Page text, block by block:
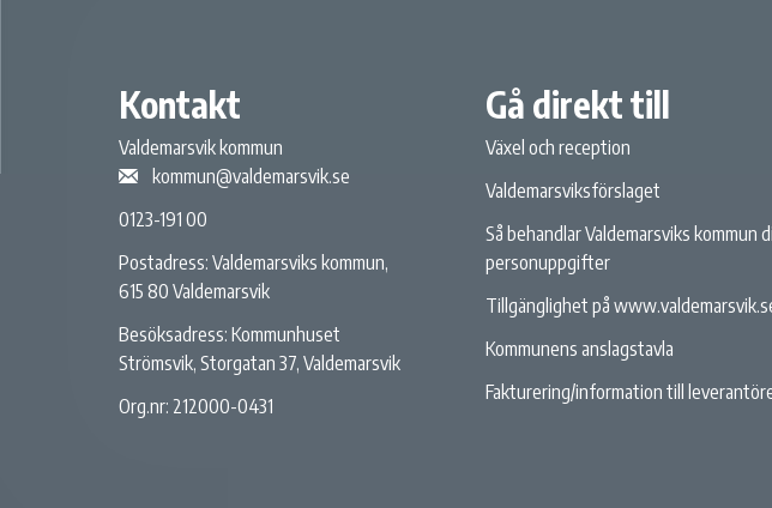
Kontakt
Valdemarsvik kommun
kommun@valdemarsvik.se
0123-191 00
Postadress: Valdemarsviks kommun,
615 80 Valdemarsvik
Besöksadress: Kommunhuset
Strömsvik, Storgatan 37, Valdemarsvik
Org.nr: 212000-0431
Gå direkt till
Växel och reception
Valdemarsviksförslaget
Så behandlar Valdemarsviks kommun
personuppgifter
Tillgänglighet på
Kommunens anslagstavla
Fakturering/information till